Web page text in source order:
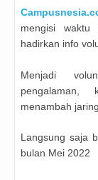
mengisi
hadirkan info
Menjadi
pengalaman,
menambah
Langsung saja
bulan Mei 2022